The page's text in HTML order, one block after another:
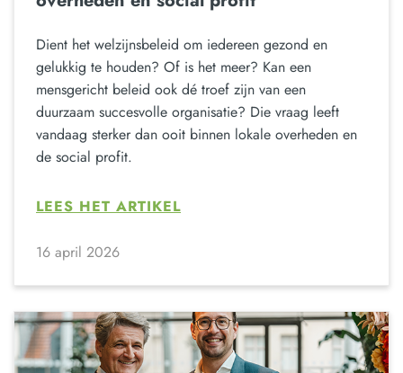
Dient het welzijnsbeleid om iedereen gezond en
gelukkig te houden? Of is het meer? Kan een
mensgericht beleid ook dé troef zijn van een
duurzaam succesvolle organisatie? Die vraag leeft
vandaag sterker dan ooit binnen lokale overheden en
de social profit.
LEES HET ARTIKEL
16 april 2026